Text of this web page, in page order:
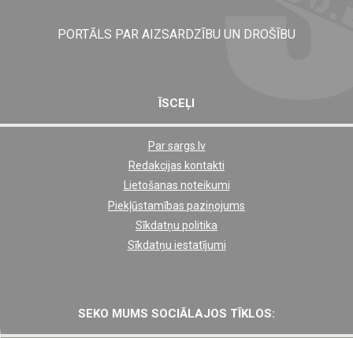
PORTĀLS PAR AIZSARDZĪBU UN DROŠĪBU
SEKO MUMS SOCIĀLAJOS TĪKLOS:
ĪSCEĻI
Par sargs.lv
Redakcijas kontakti
Lietošanas noteikumi
Piekļūstamības paziņojums
Sīkdatņu politika
Sīkdatņu iestatījumi